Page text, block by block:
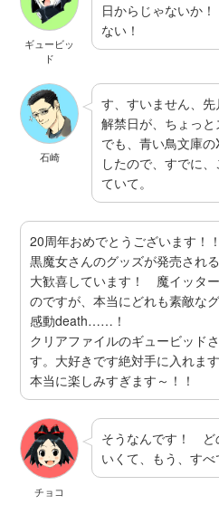
ギュービッ
ド
日からじゃないか
ない！
石崎
す、すいません、
解禁日が、ちょっと
でも、青い鳥文庫
したので、すでに
ていて。
20周年おめでとうございます！！
黒魔女さんのグッズが発売され
大歓喜しています！ 魔イッタ
のですが、本当にどれも素敵な
感動death……！
クリアファイルのギュービッド
す。大好きです絶対手に入れます
本当に楽しみすぎます～！！
チョコ
そうなんです！ ど
いくて、もう、す